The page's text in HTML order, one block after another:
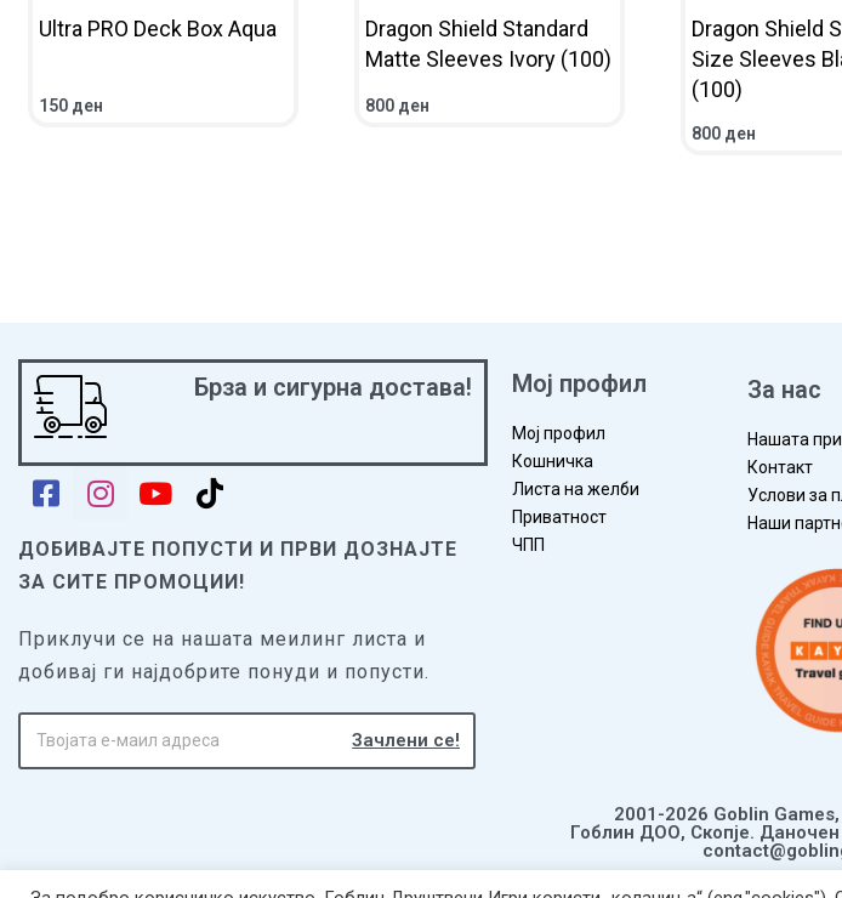
Ultra PRO Deck Box Aqua
150 ден
Dragon Shield Standard
Matte Sleeves Ivory (100)
800 ден
Dragon Shield
Size Sleeves
(100)
800 ден
Брза и сигурна достава!
ДОБИВАЈТЕ ПОПУСТИ И ПРВИ ДОЗНАЈТЕ
ЗА СИТЕ ПРОМОЦИИ!
Приклучи се на нашата меилинг листа и
добивај ги најдобрите понуди и попусти.
Мој профил
Мој профил
Кошничка
Листа на желби
Приватност
ЧПП
За нас
Нашата
Контакт
Услови за
Наши
2001-2026 Goblin
Гоблин ДОО, Скопје.